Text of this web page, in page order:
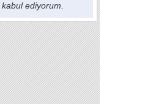
kabul ediyorum.